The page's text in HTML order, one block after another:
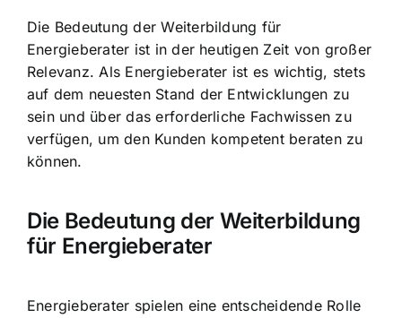
Die Bedeutung der Weiterbildung für
Energieberater ist in der heutigen Zeit von großer
Relevanz. Als Energieberater ist es wichtig, stets
auf dem neuesten Stand der Entwicklungen zu
sein und über das erforderliche Fachwissen zu
verfügen, um den Kunden kompetent beraten zu
können.
Die Bedeutung der Weiterbildung
für Energieberater
Energieberater spielen eine entscheidende Rolle